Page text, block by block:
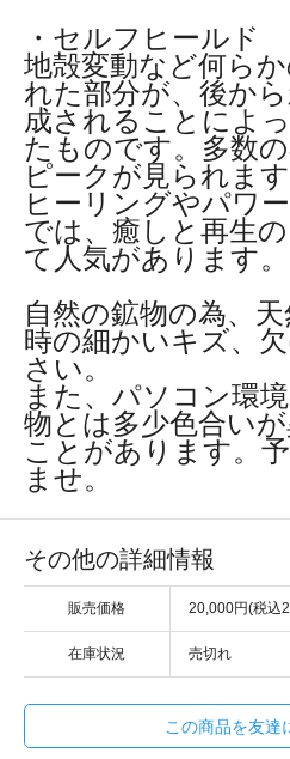
・セルフヒールド
地殻変動など何ら
れた部分が、後か
成されることによ
たものです。多数
ピークが見られます
ヒーリングやパワ
では、癒しと再生
て人気があります。
自然の鉱物の為、
時の細かいキズ、
さい。
また、パソコン環
物とは多少色合い
ことがあります。
ませ。
その他の詳細情報
販売価格 20,000円(税込
在庫状況 売切れ
この商品を友達